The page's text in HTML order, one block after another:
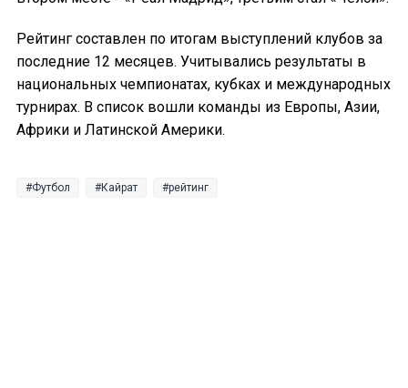
Рейтинг составлен по итогам выступлений клубов за
последние 12 месяцев. Учитывались результаты в
национальных чемпионатах, кубках и международных
турнирах. В список вошли команды из Европы, Азии,
Африки и Латинской Америки.
Футбол Кайрат рейтинг